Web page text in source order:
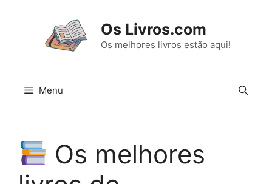
Os Livros.com
Os melhores livros estão aqui!
Menu
Os melhores